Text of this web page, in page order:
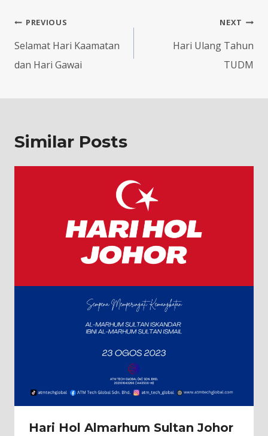
Post
navigation
PREVIOUS
Selamat Hari Kaamatan
dan Hari Gawai
NEXT
Hari Ulang Tahun
TUDM
Similar Posts
Hari Hol Almarhum Sultan Johor